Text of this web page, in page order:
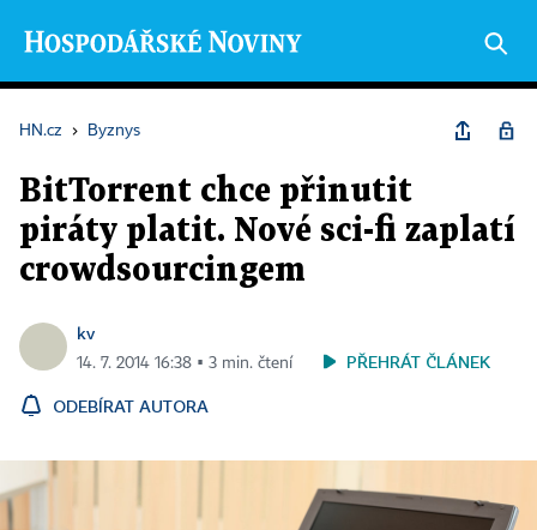
HN.cz › Byznys
BitTorrent chce přinutit
piráty platit. Nové sci-fi zaplatí
crowdsourcingem
kv
14. 7. 2014 16:38 ▪ 3 min. čtení PŘEHRÁT ČLÁNEK
ODEBÍRAT AUTORA